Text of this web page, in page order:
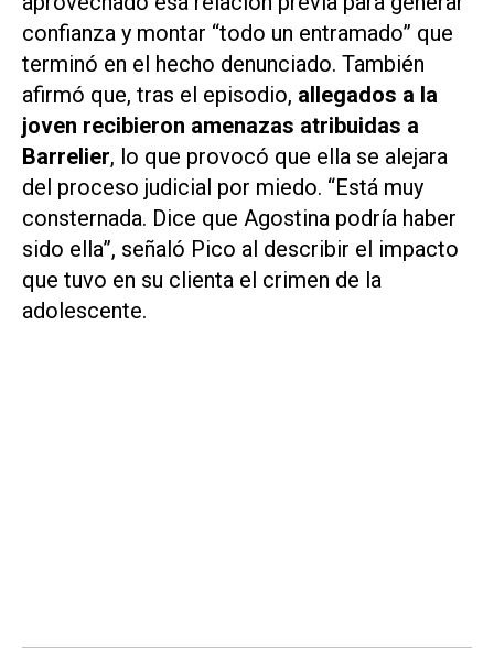
confianza y montar “todo un entramado” que
terminó en el hecho denunciado. También
afirmó que, tras el episodio, allegados a la
joven recibieron amenazas atribuidas a
Barrelier, lo que provocó que ella se alejara
del proceso judicial por miedo. “Está muy
consternada. Dice que Agostina podría haber
sido ella”, señaló Pico al describir el impacto
que tuvo en su clienta el crimen de la
adolescente.